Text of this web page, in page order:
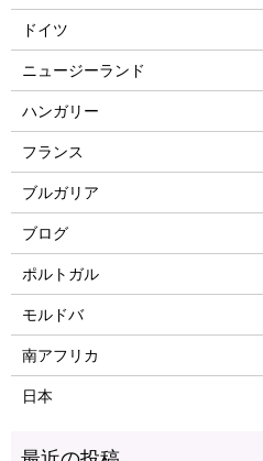
ドイツ
ニュージーランド
ハンガリー
フランス
ブルガリア
ブログ
ポルトガル
モルドバ
南アフリカ
日本